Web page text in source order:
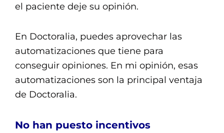
el paciente deje su opinión.
En Doctoralia, puedes aprovechar las
automatizaciones que tiene para
conseguir opiniones. En mi opinión, esas
automatizaciones son la principal ventaja
de Doctoralia.
No han puesto incentivos